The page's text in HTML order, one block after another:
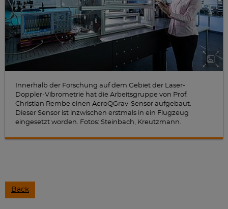
Innerhalb der Forschung auf dem Gebiet der Laser-
Doppler-Vibrometrie hat die Arbeitsgruppe von Prof.
Christian Rembe einen AeroQGrav-Sensor aufgebaut.
Dieser Sensor ist inzwischen erstmals in ein Flugzeug
eingesetzt worden. Fotos: Steinbach, Kreutzmann.
Back